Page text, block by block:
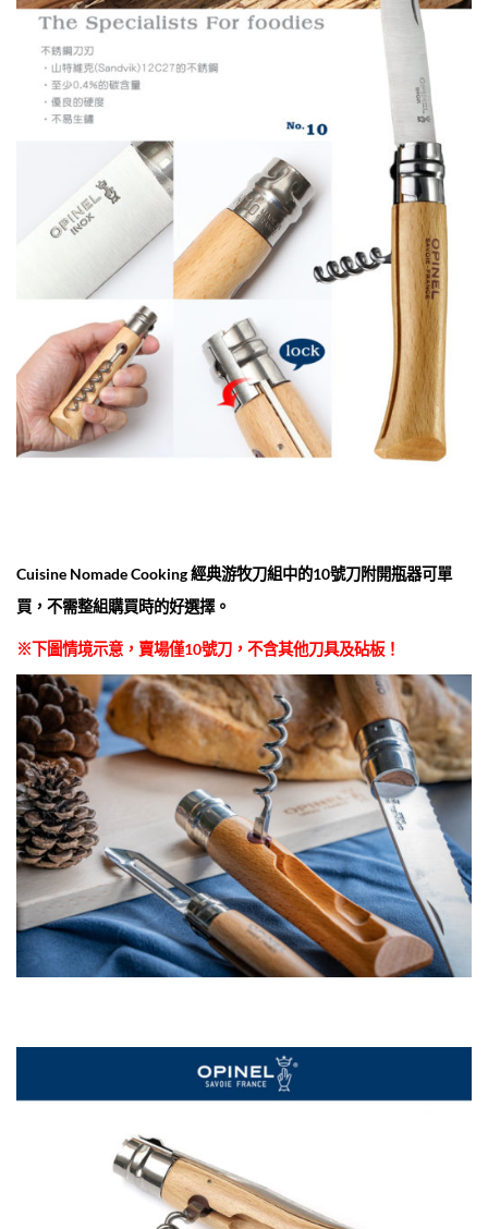
Cuisine Nomade Cooking 經典游牧刀組中的10號刀附開瓶器可單
買，不需整組購買時的好選擇。
※下圖情境示意，賣場僅10號刀，不含其他刀具及砧板！